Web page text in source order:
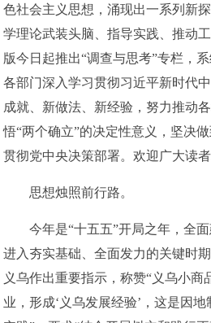
色社会主义思想，涌现出一系列新
学理论武装头脑、指导实践、推动
版今日起推出“调查与思考”专栏，
各部门深入学习贯彻习近平新时代
成就、新做法、新经验，努力推动
悟“两个确立”的决定性意义，坚决
贯彻党中央决策部署。欢迎广大读者
思想烛照前行路。
今年是“十五五”开局之年，全面
进入夯实基础、全面发力的关键时
义乌作出重要指示，称赞“义乌小商
业，形成‘义乌发展经验’，这是因